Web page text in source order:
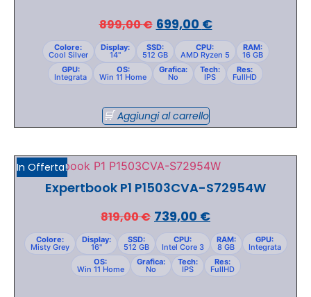
899,00€ 699,00 €
Colore:
Cool Silver
Display:
14"
SSD:
512 GB
CPU:
AMD Ryzen 5
RAM:
16 GB
GPU:
Integrata
OS:
Win 11 Home
Grafica:
No
Tech:
IPS
Res:
FullHD
Aggiungi al carrello
In Offerta!
Expertbook P1 P1503CVA-S72954W
819,00€ 739,00 €
Colore:
Misty Grey
Display:
16"
SSD:
512 GB
CPU:
Intel Core 3
RAM:
8 GB
GPU:
Integrata
OS:
Win 11 Home
Grafica:
No
Tech:
IPS
Res:
FullHD